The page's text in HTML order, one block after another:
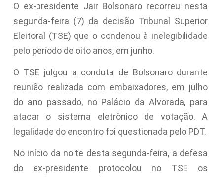
O ex-presidente Jair Bolsonaro recorreu nesta
segunda-feira (7) da decisão Tribunal Superior
Eleitoral (TSE) que o condenou à inelegibilidade
pelo período de oito anos, em junho.
O TSE julgou a conduta de Bolsonaro durante
reunião realizada com embaixadores, em julho
do ano passado, no Palácio da Alvorada, para
atacar o sistema eletrônico de votação. A
legalidade do encontro foi questionada pelo PDT.
No início da noite desta segunda-feira, a defesa
do ex-presidente protocolou no TSE os